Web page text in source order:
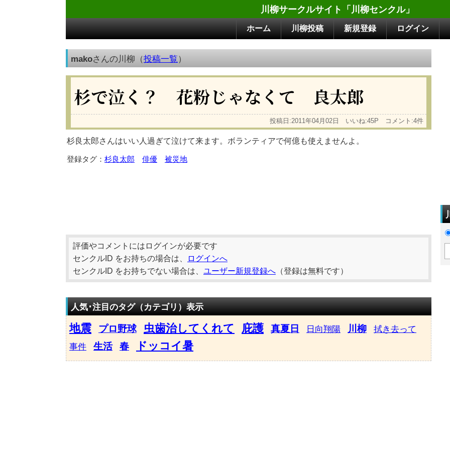
川柳サークルサイト「川柳センクル」
ホーム 川柳投稿 新規登録 ログイン
makoさんの川柳（投稿一覧）
杉で泣く？ 花粉じゃなくて 良太郎
投稿日:2011年04月02日 いいね:45P コメント:4件
杉良太郎さんはいい人過ぎて泣けて来ます。ボランティアで何億も使えませんよ。
登録タグ： 杉良太郎 俳優 被災地
評価やコメントにはログインが必要です
センクルID をお持ちの場合は、
ログインへ
センクルID をお持ちでない場合は、 ユーザー新規登録へ （登録は無料です）
人気･注目のタグ（カテゴリ）表示
地震 プロ野球 虫歯治してくれて 庇護 真夏日 日向翔陽 川柳
拭き去って
事件
生活 春 ドッコイ暑